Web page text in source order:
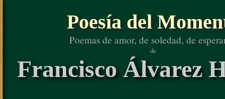
Poesía del
Poemas de amor, de soledad, de
de
Francisco Álvarez